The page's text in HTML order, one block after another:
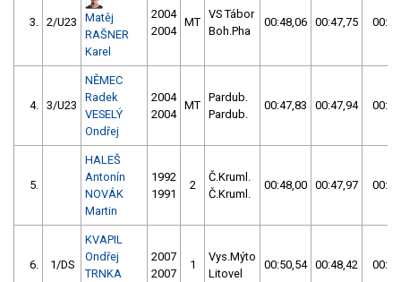
3. 2/U23
Matěj
RAŠNER
Karel
2004
2004
MT
VS Tábor
Boh.Pha
00:48,06 00:47,75
4. 3/U23
NĚMEC
Radek
VESELÝ
Ondřej
2004
2004
MT
Pardub.
Pardub.
00:47,83 00:47,94
5.
HALEŠ
Antonín
NOVÁK
Martin
1992
1991
2
Č.Kruml.
Č.Kruml.
00:48,00 00:47,97
6. 1/DS
KVAPIL
Ondřej
TRNKA
2007
2007
1
Vys.Mýto
Litovel
00:50,54 00:48,42